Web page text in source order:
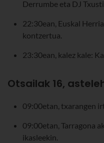
Derrumbe eta DJ
22:30ean, Euskal
kontzertua.
23:30ean, kalez kale:
Otsailak 16,
09:00etan, txarangen
09:00etan, Tarragona
ikasleekin.